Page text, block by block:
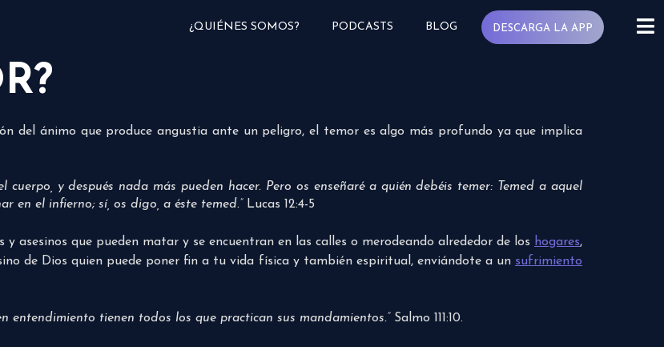
¿QUIÉNES SOMOS? PODCASTS BLOG DESCARGA LA APP
del ánimo que produce angustia ante un peligro, el temor es algo más profundo ya que implica
y después nada más pueden hacer. Pero os enseñaré a quién debéis temer: Temed a aquel
en el infierno; sí, os digo, a éste temed.” Lucas 12:4-5
asesinos que pueden matar y se encuentran en las calles o merodeando alrededor de los hogares,
de Dios quien puede poner fin a tu vida física y también espiritual, enviándote a un sufrimiento
entendimiento tienen todos los que practican sus mandamientos.” Salmo 111:10.